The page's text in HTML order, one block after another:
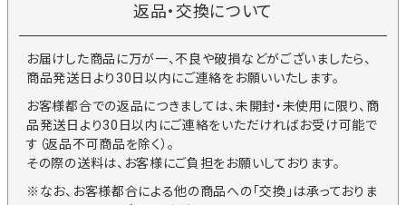
返品・交換について
お届けした商品に万が一、不良や破損などがございましたら、
商品発送日より30日以内にご連絡をお願いいたします。
お客様都合での返品につきましては、未開封・未使用に限り、商
品発送日より30日以内にご連絡をいただければお受け可能で
す（返品不可商品を除く）。
その際の送料は、お客様にご負担をお願いしております。
※なお、お客様都合による他の商品への「交換」は承っておりま